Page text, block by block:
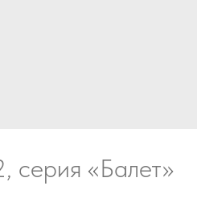
серия «Балет»